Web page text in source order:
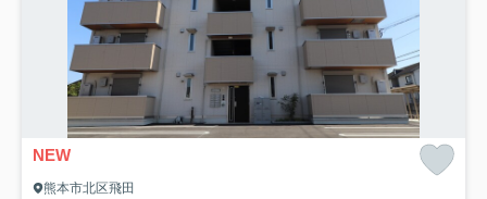
NEW
熊本市北区飛田